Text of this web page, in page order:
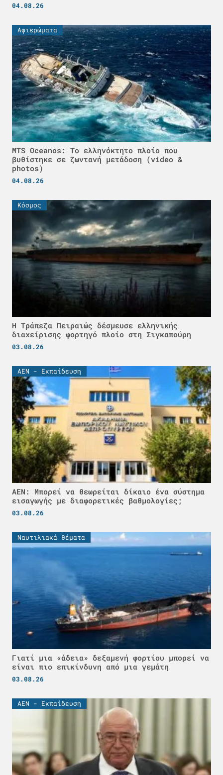
04.08.26
Αφιερώματα
MTS Oceanos: Το ελληνόκτητο πλοίο που
βυθίστηκε σε ζωντανή μετάδοση (video &
photos)
04.08.26
Κόσμος
Η Τράπεζα Πειραιώς δέσμευσε ελληνικής
διαχείρισης φορτηγό πλοίο στη Σιγκαπούρη
03.08.26
ΑΕΝ - Εκπαίδευση
ΑΕΝ: Μπορεί να θεωρείται δίκαιο ένα σύστημα
εισαγωγής με διαφορετικές βαθμολογίες;
03.08.26
Ναυτιλιακά θέματα
Γιατί μια «άδεια» δεξαμενή φορτίου μπορεί να
είναι πιο επικίνδυνη από μια γεμάτη
03.08.26
ΑΕΝ - Εκπαίδευση